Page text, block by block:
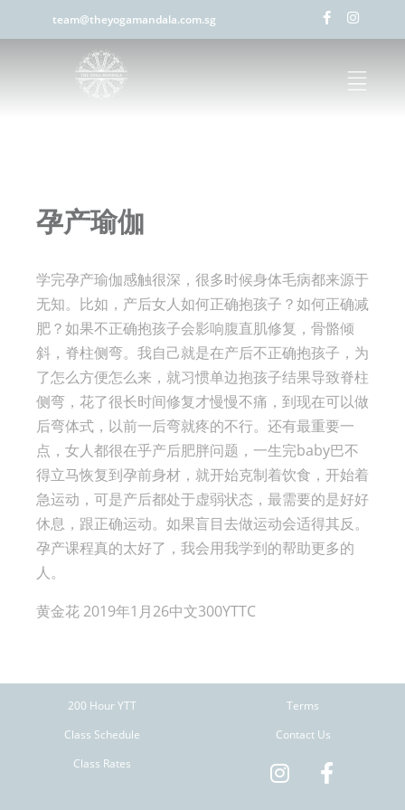
team@theyogamandala.com.sg
孕产瑜伽
学完孕产瑜伽感触很深，很多时候身体毛病都来源于
无知。比如，产后女人如何正确抱孩子？如何正确减
肥？如果不正确抱孩子会影响腹直肌修复，骨骼倾
斜，脊柱侧弯。我自己就是在产后不正确抱孩子，为
了怎么方便怎么来，就习惯单边抱孩子结果导致脊柱
侧弯，花了很长时间修复才慢慢不痛，到现在可以做
后弯体式，以前一后弯就疼的不行。还有最重要一
点，女人都很在乎产后肥胖问题，一生完baby巴不
得立马恢复到孕前身材，就开始克制着饮食，开始着
急运动，可是产后都处于虚弱状态，最需要的是好好
休息，跟正确运动。如果盲目去做运动会适得其反。
孕产课程真的太好了，我会用我学到的帮助更多的
人。
黄金花 2019年1月26中文300YTTC
200 Hour YTT
Class Schedule
Class Rates
Terms
Contact Us